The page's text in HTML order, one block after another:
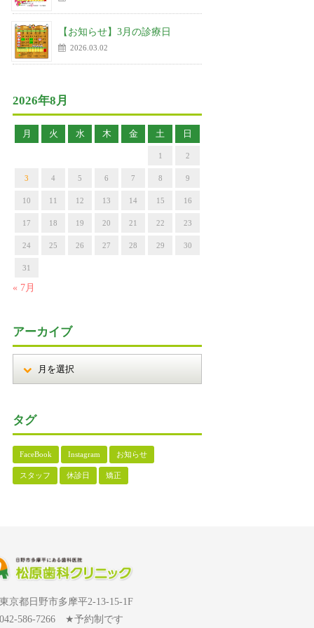
【お知らせ】3月の診療日
2026.03.02
2026年8月
月 火 水 木 金 土 日
1 2
3 4 5 6 7 8 9
10 11 12 13 14 15 16
17 18 19 20 21 22 23
24 25 26 27 28 29 30
31
« 7月
アーカイブ
タグ
FaceBook Instagram お知らせ
スタッフ 休診日 矯正
東京都日野市多摩平2-13-15-1F
042-586-7266 ★予約制です